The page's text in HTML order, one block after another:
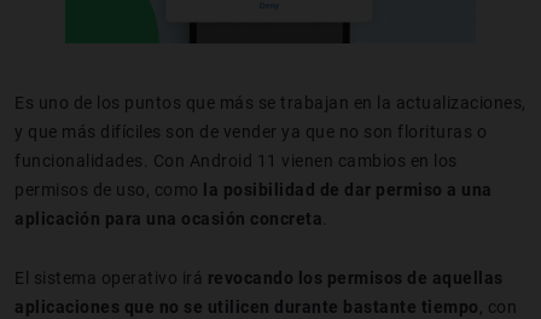
Es uno de los puntos que más se trabajan en la actualizaciones,
y que más difíciles son de vender ya que no son florituras o
funcionalidades. Con Android 11 vienen cambios en los
permisos de uso, como la posibilidad de dar permiso a una
aplicación para una ocasión concreta.
El sistema operativo irá revocando los permisos de aquellas
aplicaciones que no se utilicen durante bastante tiempo, con